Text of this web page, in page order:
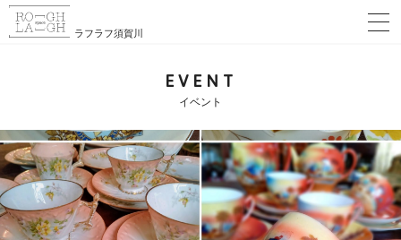
ラフラフ須賀川
EVENT
イベント